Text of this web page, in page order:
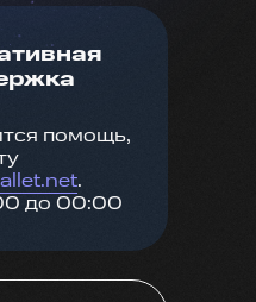
помощь,
.
до 00:00